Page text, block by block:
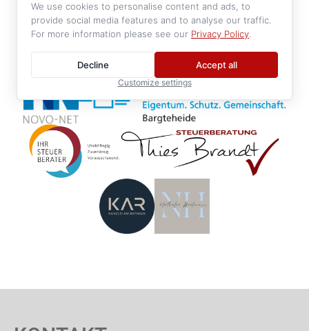
We use cookies to personalise content and ads, to
provide social media features and to analyse our traffic.
For more information please see our Privacy Policy
Accept all
Decline
Customize settings